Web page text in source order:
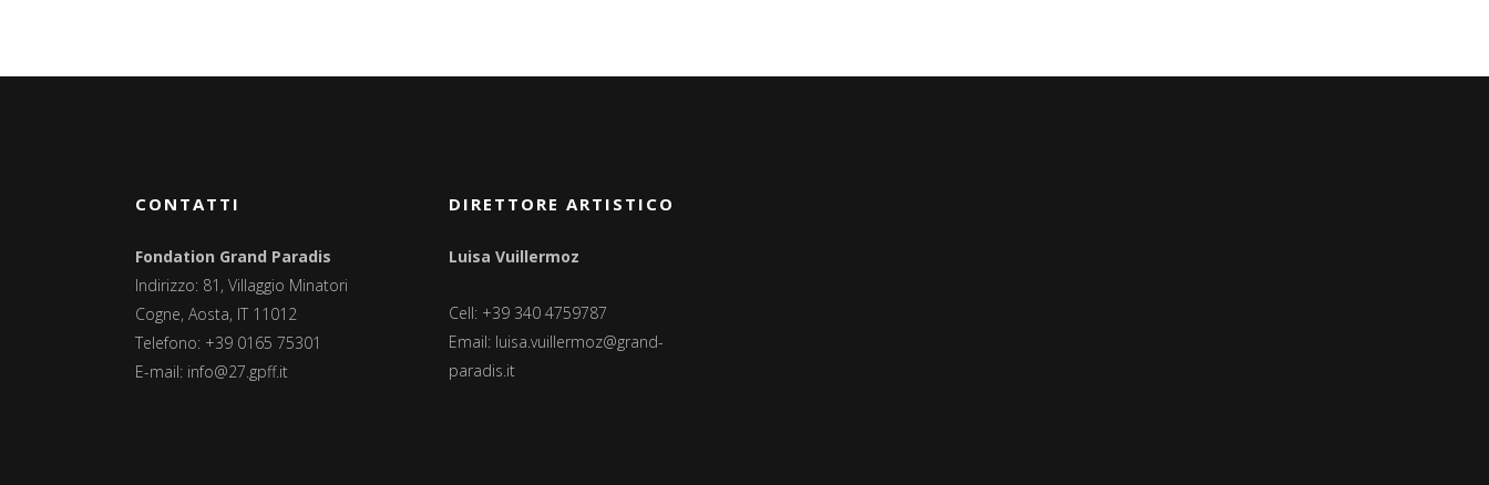
CONTATTI
Fondation Grand Paradis
Indirizzo: 81, Villaggio Minatori
Cogne, Aosta, IT 11012
Telefono: +39 0165 75301
E-mail: info@27.gpff.it
DIRETTORE ARTISTICO
Luisa Vuillermoz
Cell: +39 340 4759787
Email: luisa.vuillermoz@grand-
paradis.it